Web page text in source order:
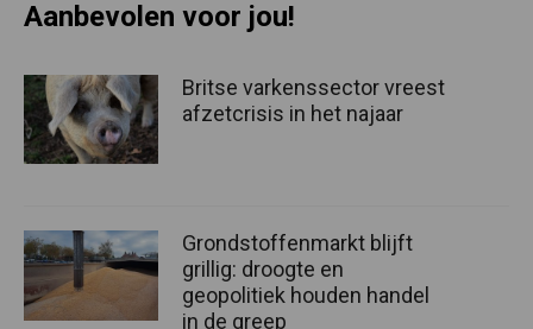
Aanbevolen voor jou!
Britse varkenssector vreest
afzetcrisis in het najaar
Grondstoffenmarkt blijft
grillig: droogte en
geopolitiek houden handel
in de greep